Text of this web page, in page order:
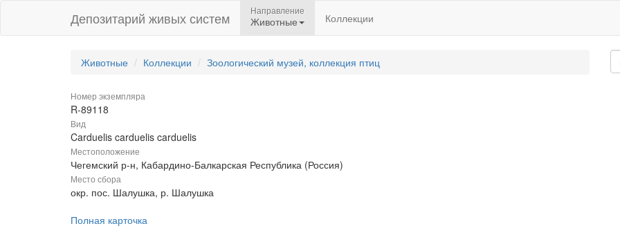
Депозитарий живых систем Направление
Животные Коллекции
Животные Коллекции Зоологический музей, коллекция птиц
Номер экземпляра
R-89118
Вид
Carduelis carduelis carduelis
Местоположение
Чегемский р-н, Кабардино-Балкарская Республика (Россия)
Место сбора
окр. пос. Шалушка, р. Шалушка
Полная карточка